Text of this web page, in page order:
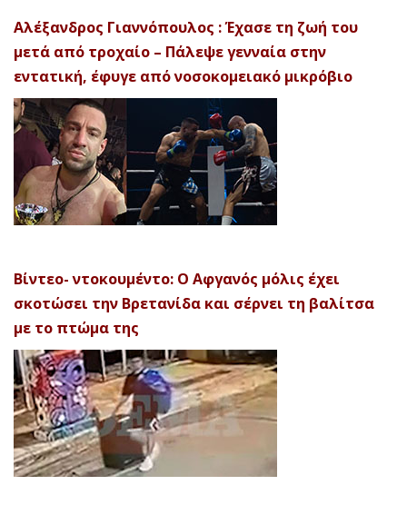
Αλέξανδρος Γιαννόπουλος : Έχασε τη ζωή του
μετά από τροχαίο – Πάλεψε γενναία στην
εντατική, έφυγε από νοσοκομειακό μικρόβιο
Βίντεο- ντοκουμέντο: Ο Αφγανός μόλις έχει
σκοτώσει την Βρετανίδα και σέρνει τη βαλίτσα
με το πτώμα της